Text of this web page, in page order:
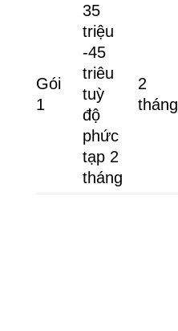
Gói
1
35
triệu
-45
triêu
tuỳ
độ
phức
tạp 2
tháng
2
tháng